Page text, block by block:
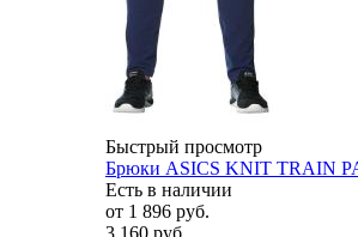
Быстрый просмотр
Брюки ASICS KNIT TRAIN
Есть в наличии
от 1 896 руб.
3 160 руб.